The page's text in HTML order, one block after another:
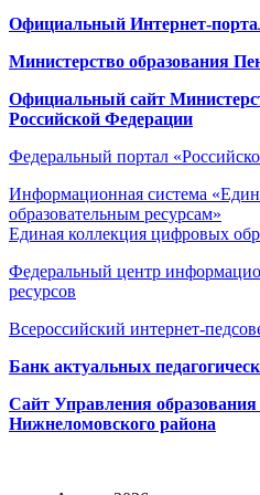
Официальный Интернет-
Министерство образования
Официальный сайт
Российской Федерации
Федеральный портал
Информационная система
образовательным ресурсам»
Единая коллекция цифровых
Федеральный центр
ресурсов
Всероссийский интернет-
Банк актуальных
Сайт Управления
Нижнеломовского района